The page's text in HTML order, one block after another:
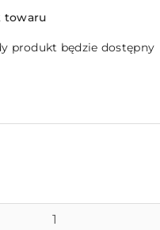
towaru
produkt będzie dostępny